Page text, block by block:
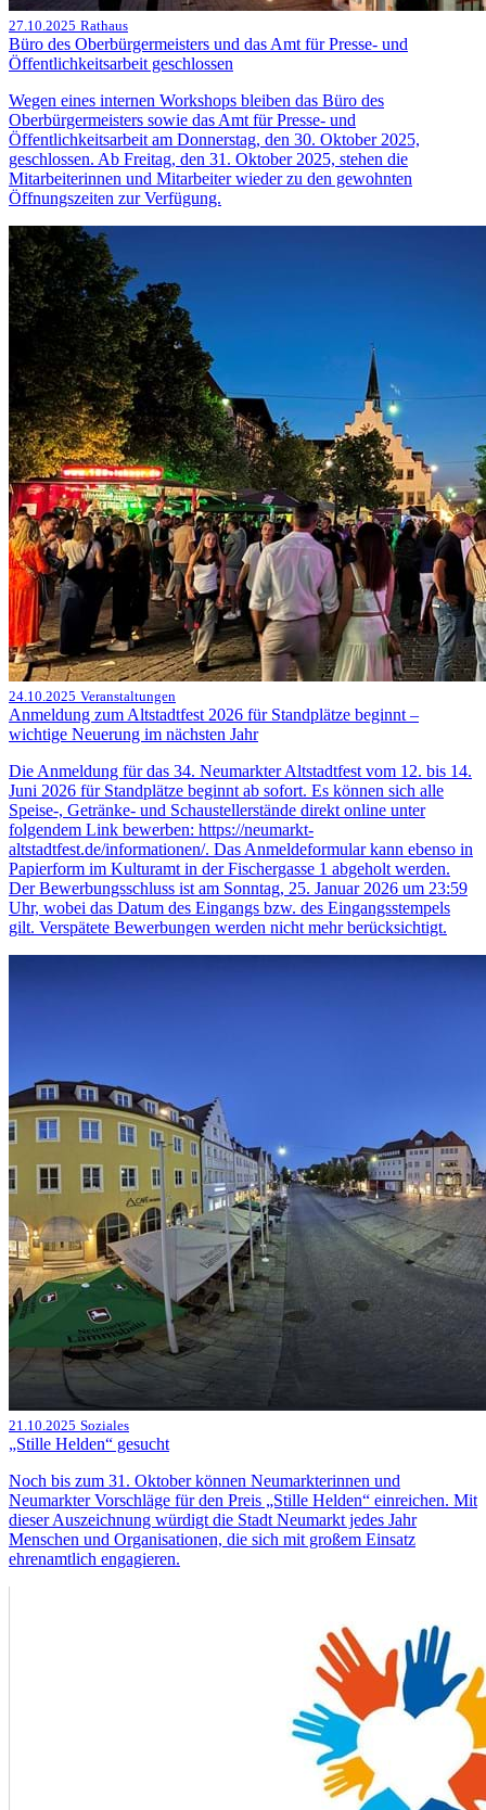
27.10.2025 Rathaus
Büro des Oberbürgermeisters und das Amt für Presse- und
Öffentlichkeitsarbeit geschlossen
Wegen eines internen Workshops bleiben das Büro des
Oberbürgermeisters sowie das Amt für Presse- und
Öffentlichkeitsarbeit am Donnerstag, den 30. Oktober 2025,
geschlossen. Ab Freitag, den 31. Oktober 2025, stehen die
Mitarbeiterinnen und Mitarbeiter wieder zu den gewohnten
Öffnungszeiten zur Verfügung.
24.10.2025 Veranstaltungen
Anmeldung zum Altstadtfest 2026 für Standplätze beginnt –
wichtige Neuerung im nächsten Jahr
Die Anmeldung für das 34. Neumarkter Altstadtfest vom 12. bis 14.
Juni 2026 für Standplätze beginnt ab sofort. Es können sich alle
Speise-, Getränke- und Schaustellerstände direkt online unter
folgendem Link bewerben: https://neumarkt-
altstadtfest.de/informationen/. Das Anmeldeformular kann ebenso in
Papierform im Kulturamt in der Fischergasse 1 abgeholt werden.
Der Bewerbungsschluss ist am Sonntag, 25. Januar 2026 um 23:59
Uhr, wobei das Datum des Eingangs bzw. des Eingangsstempels
gilt. Verspätete Bewerbungen werden nicht mehr berücksichtigt.
21.10.2025 Soziales
„Stille Helden“ gesucht
Noch bis zum 31. Oktober können Neumarkterinnen und
Neumarkter Vorschläge für den Preis „Stille Helden“ einreichen. Mit
dieser Auszeichnung würdigt die Stadt Neumarkt jedes Jahr
Menschen und Organisationen, die sich mit großem Einsatz
ehrenamtlich engagieren.